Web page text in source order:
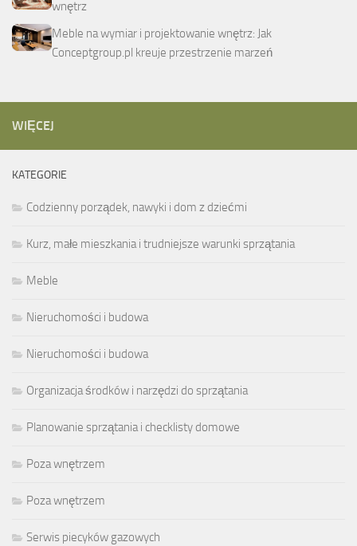
wnętrz
Meble na wymiar i projektowanie wnętrz: Jak
Conceptgroup.pl kreuje przestrzenie marzeń
WIĘCEJ
KATEGORIE
Codzienny porządek, nawyki i dom z dziećmi
Kurz, małe mieszkania i trudniejsze warunki sprzątania
Meble
Nieruchomości i budowa
Nieruchomości i budowa
Organizacja środków i narzędzi do sprzątania
Planowanie sprzątania i checklisty domowe
Poza wnętrzem
Poza wnętrzem
Serwis piecyków gazowych